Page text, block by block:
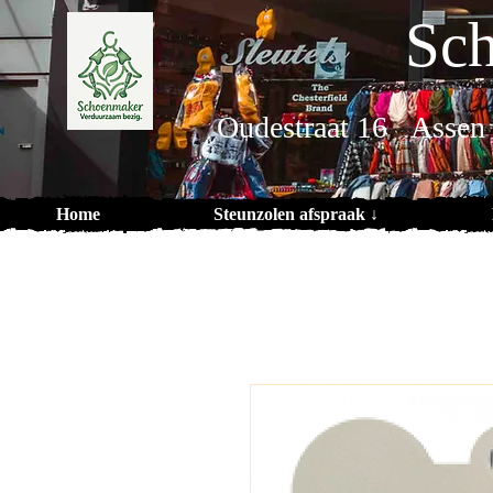
Oudestraat 16 Assen
Home Steunzolen afspraak ↓